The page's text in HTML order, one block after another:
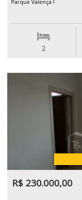
Parque Valença I
2
R$ 230.000,00